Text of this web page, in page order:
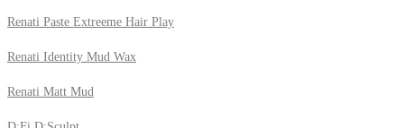
Renati Paste Extreeme Hair Play
Renati Identity Mud Wax
Renati Matt Mud